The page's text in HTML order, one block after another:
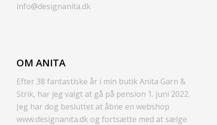
info@designanita.dk
OM ANITA
Efter 38 fantastiske år i min butik Anita Garn &
Strik, har jeg valgt at gå på pension 1. juni 2022.
Jeg har dog besluttet at åbne en webshop
www.designanita.dk og fortsætte med at sælge